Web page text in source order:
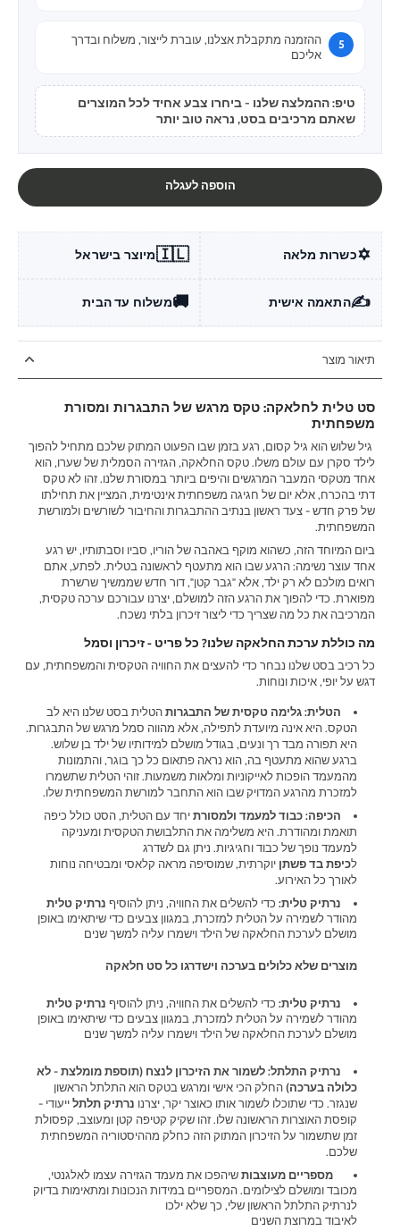
ההזמנה מתקבלת אצלנו, עוברת לייצור, משלוח ובדרך
אליכם
טיפ: ההמלצה שלנו - ביחרו צבע אחיד לכל המוצרים
שאתם מרכיבים בסט, נראה טוב יותר
הוספה לעגלה
✡️כשרות מלאה 🇮🇱מיוצר בישראל
✍️התאמה אישית 🚚משלוח עד הבית
תיאור מוצר
סט טלית לחלאקה: טקס מרגש של התבגרות ומסורת
משפחתית
גיל שלוש הוא גיל קסום, רגע בזמן שבו הפעוט המתוק שלכם מתחיל להפוך
לילד סקרן עם עולם משלו. טקס החלאקה, הגזירה הסמלית של שערו, הוא
אחד מטקסי המעבר המרגשים והיפים ביותר במסורת שלנו. זהו לא טקס
דתי בהכרח, אלא יום של חגיגה משפחתית אינטימית, המציין את תחילתו
של פרק חדש - צעד ראשון בנתיב ההתבגרות והחיבור לשורשים ולמורשת
המשפחתית.
ביום המיוחד הזה, כשהוא מוקף באהבה של הוריו, סביו וסבתותיו, יש רגע
אחד עוצר נשימה: הרגע שבו הוא מתעטף לראשונה בטלית. לפתע, אתם
רואים מולכם לא רק ילד, אלא "גבר קטן", דור חדש שממשיך שרשרת
מפוארת. כדי להפוך את הרגע הזה למושלם, יצרנו עבורכם ערכה טקסית,
המרכיבה את כל מה שצריך כדי ליצור זיכרון בלתי נשכח.
מה כוללת ערכת החלאקה שלנו? כל פריט - זיכרון וסמל
כל רכיב בסט שלנו נבחר כדי להעצים את החוויה הטקסית והמשפחתית, עם
דגש על יופי, איכות ונוחות.
הטלית: גלימה טקסית של התבגרותהטלית בסט שלנו היא לב
הטקס. היא אינה מיועדת לתפילה, אלא מהווה סמל מרגש של התבגרות.
היא תפורה מבד רך ונעים, בגודל מושלם למידותיו של ילד בן שלוש.
ברגע שהוא מתעטף בה, הוא נראה פתאום כל כך בוגר, והתמונות
מהמעמד הופכות לאייקוניות ומלאות משמעות. זוהי הטלית שתשמרו
למזכרת מהרגע המדויק שבו הוא התחבר למורשת המשפחתית שלו.
הכיפה: כבוד למעמד ולמסורתיחד עם הטלית, הסט כולל כיפה
תואמת ומהודרת. היא משלימה את התלבושת הטקסית ומעניקה
למעמד נופך של כבוד וחגיגיות. ניתן גם לשדרג
לכיפת בד פשתן יוקרתית, שמוסיפה מראה קלאסי ומבטיחה נוחות
לאורך כל האירוע.
נרתיק טלית: כדי להשלים את החוויה, ניתן להוסיף נרתיק טלית
מהודר לשמירה על הטלית למזכרת, במגוון צבעים כדי שיתאימו באופן
מושלם לערכת החלאקה של הילד וישמרו עליה למשך שנים
מוצרים שלא כלולים בערכה וישדרגו כל סט חלאקה
נרתיק טלית: כדי להשלים את החוויה, ניתן להוסיף נרתיק טלית
מהודר לשמירה על הטלית למזכרת, במגוון צבעים כדי שיתאימו באופן
מושלם לערכת החלאקה של הילד וישמרו עליה למשך שנים
נרתיק התלתל: לשמור את הזיכרון לנצח (תוספת מומלצת - לא
כלולה בערכה) החלק הכי אישי ומרגש בטקס הוא התלתל הראשון
שנגזר. כדי שתוכלו לשמור אותו כאוצר יקר, יצרנו נרתיק תלתל ייעודי -
קופסת האוצרות הראשונה שלו. זהו שקיק קטיפה קטן ומעוצב, קפסולת
זמן שתשמור על הזיכרון המתוק הזה כחלק מההיסטוריה המשפחתית
שלכם.
מספריים מעוצבות שיהפכו את מעמד הגזירה עצמו לאלגנטי,
מכובד ומושלם לצילומים. המספריים במידות הנכונות ומתאימות בדיוק
לנרתיק התלתל הראשון שלי, כך שלא ילכו
לאיבוד במרוצת השנים